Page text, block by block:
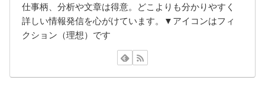
仕事柄、分析や文章は得意。どこよりも分かりやすく
詳しい情報発信を心がけています。▼アイコンはフィ
クション（理想）です